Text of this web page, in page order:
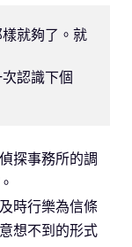
樣就夠了。就
認識下個
探事務所的調
時行樂為信條
想不到的形式